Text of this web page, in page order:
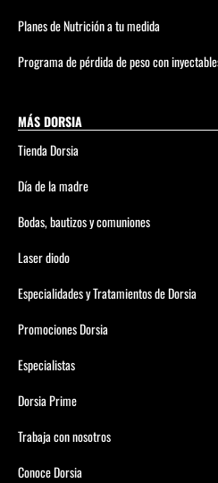
Planes de Nutrición a tu medida
Programa de pérdida de peso con
MÁS DORSIA
Tienda Dorsia
Día de la madre
Bodas, bautizos y comuniones
Laser diodo
Especialidades y Tratamientos de Dorsia
Promociones Dorsia
Especialistas
Dorsia Prime
Trabaja con nosotros
Conoce Dorsia